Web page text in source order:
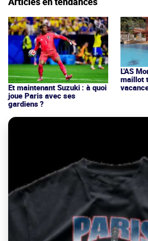
Et maintenant Suzuki : à quoi
joue Paris avec ses
gardiens ?
L'AS
maillot